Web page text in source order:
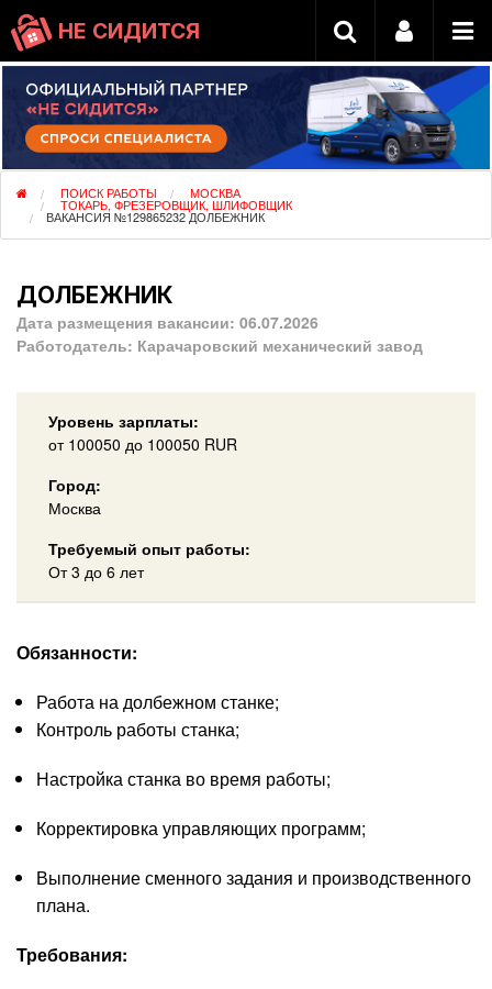
НЕ СИДИТСЯ
ПОИСК РАБОТЫ МОСКВА
ТОКАРЬ, ФРЕЗЕРОВЩИК, ШЛИФОВЩИК
ВАКАНСИЯ №129865232 ДОЛБЕЖНИК
ДОЛБЕЖНИК
Дата размещения вакансии: 06.07.2026
Работодатель: Карачаровский механический завод
Уровень зарплаты:
от 100050 до 100050 RUR
Город:
Москва
Требуемый опыт работы:
От 3 до 6 лет
Обязанности:
Работа на долбежном станке;
Контроль работы станка;
Настройка станка во время работы;
Корректировка управляющих программ;
Выполнение сменного задания и производственного
плана.
Требования: